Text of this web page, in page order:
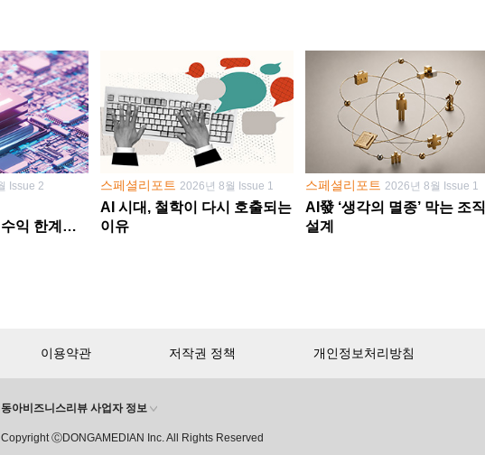
Issue 2
익 한계
스페셜리포트2026년 8월 Issue 1
AI 시대, 철학이 다시 호출되는
이유
스페셜리포트 2026년 8월 Issue 1
AI發 ‘생각의 멸종’ 막는 조직
설계
가입만 해도, DBR 월정액 서비스 첫 달 무료!
이용약관 저작권 정책 개인정보처리방침
동아비즈니스리뷰 사업자 정보
Copyright ⒸDONGAMEDIAN Inc. All Rights Reserved